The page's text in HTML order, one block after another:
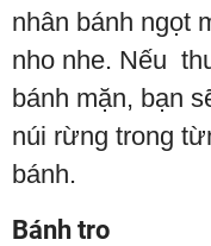
nhân bánh ngọt
nho nhe. Nếu
bánh mặn, bạn
núi rừng trong
bánh.
Bánh tro